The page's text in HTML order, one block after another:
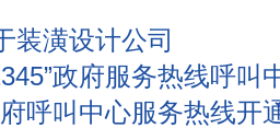
装潢设计公司
政府服务热线呼叫
呼叫中心服务热线开